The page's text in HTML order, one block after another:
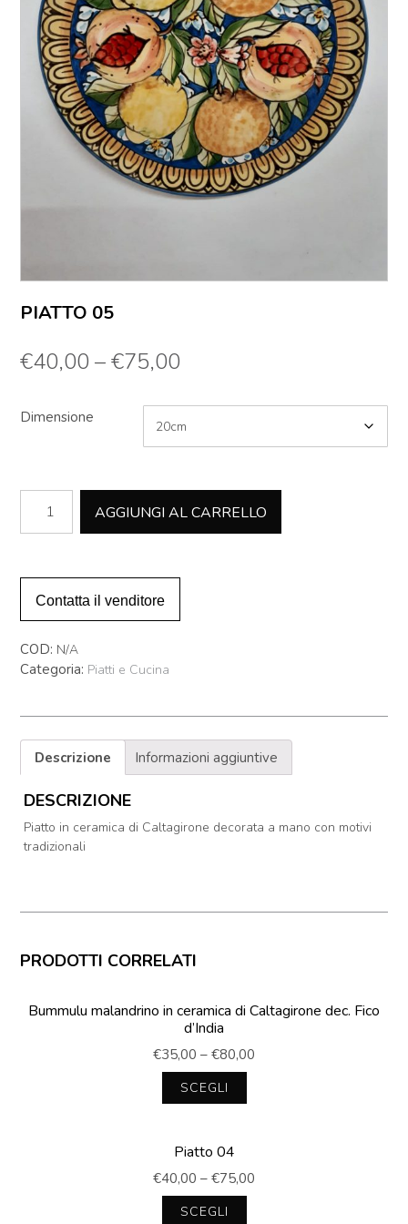
PIATTO 05
€40,00 –€75,00
Dimensione
quantità
AGGIUNGI AL CARRELLO
Contatta il venditore
COD: N/A
Categoria: Piatti e Cucina
Descrizione Informazioni aggiuntive
DESCRIZIONE
Piatto in ceramica di Caltagirone decorata a mano con motivi
tradizionali
PRODOTTI CORRELATI
Bummulu malandrino in ceramica di Caltagirone dec. Fico
d’India
€35,00 – €80,00
SCEGLI
ha
più
varianti.
Le
Piatto 04
€40,00 – €75,00
SCEGLI